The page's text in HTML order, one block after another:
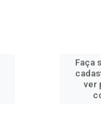
Faça
ver